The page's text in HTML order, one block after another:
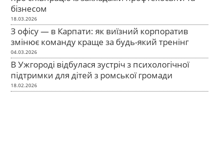
бізнесом
18.03.2026
З офісу — в Карпати: як виїзний корпоратив
змінює команду краще за будь-який тренінг
04.03.2026
В Ужгороді відбулася зустріч з психологічної
підтримки для дітей з ромської громади
18.02.2026